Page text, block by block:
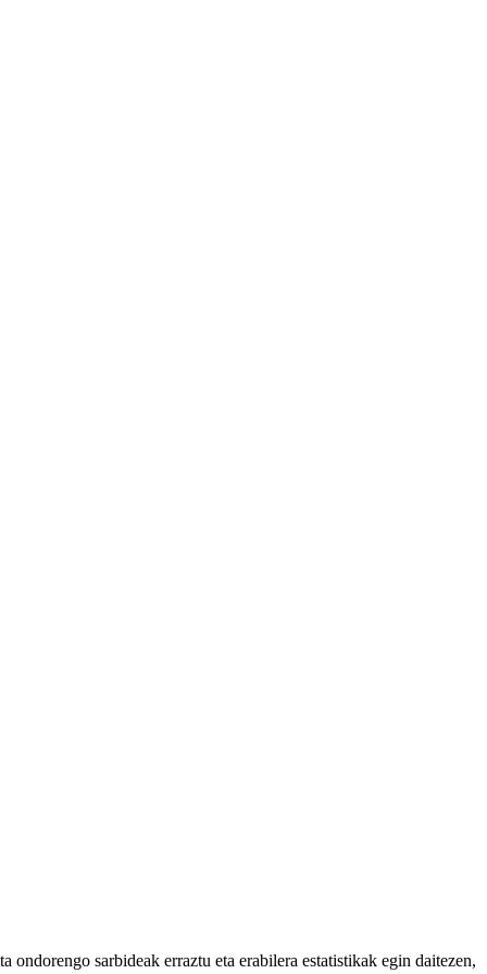
sarbideak erraztu eta erabilera estatistikak egin daitezen,